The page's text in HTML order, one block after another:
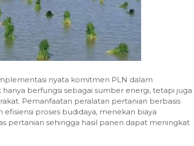
nyata komitmen PLN dalam
berfungsi sebagai sumber energi, tetapi juga
Pemanfaatan peralatan pertanian berbasis
proses budidaya, menekan biaya
pertanian sehingga hasil panen dapat meningkat